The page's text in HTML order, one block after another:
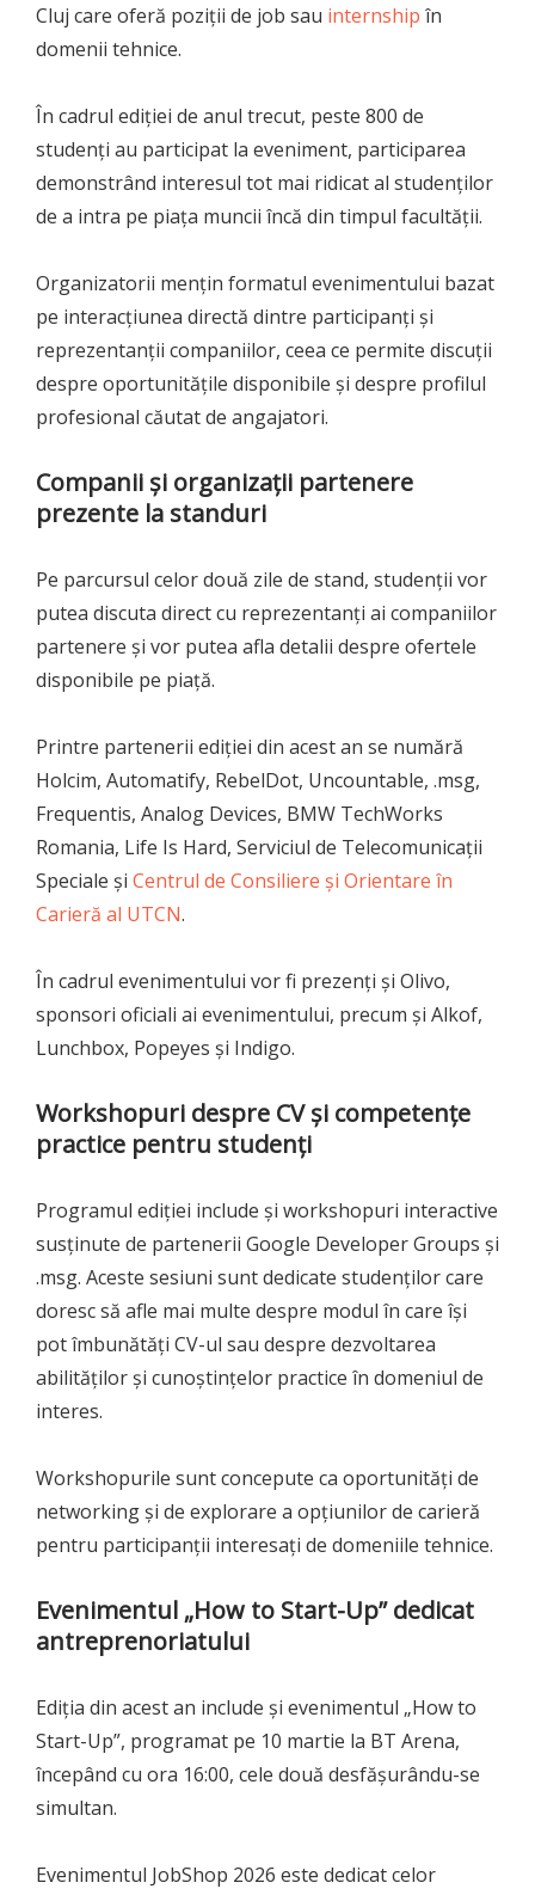
Cluj care oferă poziții de job sau internship în
domenii tehnice.
În cadrul ediției de anul trecut, peste 800 de
studenți au participat la eveniment, participarea
demonstrând interesul tot mai ridicat al studenților
de a intra pe piața muncii încă din timpul facultății.
Organizatorii mențin formatul evenimentului bazat
pe interacțiunea directă dintre participanți și
reprezentanții companiilor, ceea ce permite discuții
despre oportunitățile disponibile și despre profilul
profesional căutat de angajatori.
Companii și organizații partenere
prezente la standuri
Pe parcursul celor două zile de stand, studenții vor
putea discuta direct cu reprezentanți ai companiilor
partenere și vor putea afla detalii despre ofertele
disponibile pe piață.
Printre partenerii ediției din acest an se numără
Holcim, Automatify, RebelDot, Uncountable, .msg,
Frequentis, Analog Devices, BMW TechWorks
Romania, Life Is Hard, Serviciul de Telecomunicații
Speciale și Centrul de Consiliere și Orientare în
Carieră al UTCN.
În cadrul evenimentului vor fi prezenți și Olivo,
sponsori oficiali ai evenimentului, precum și Alkof,
Lunchbox, Popeyes și Indigo.
Workshopuri despre CV și competențe
practice pentru studenți
Programul ediției include și workshopuri interactive
susținute de partenerii Google Developer Groups și
.msg. Aceste sesiuni sunt dedicate studenților care
doresc să afle mai multe despre modul în care își
pot îmbunătăți CV-ul sau despre dezvoltarea
abilităților și cunoștințelor practice în domeniul de
interes.
Workshopurile sunt concepute ca oportunități de
networking și de explorare a opțiunilor de carieră
pentru participanții interesați de domeniile tehnice.
Evenimentul „How to Start-Up” dedicat
antreprenoriatului
Ediția din acest an include și evenimentul „How to
Start-Up”, programat pe 10 martie la BT Arena,
începând cu ora 16:00, cele două desfășurându-se
simultan.
Evenimentul JobShop 2026 este dedicat celor